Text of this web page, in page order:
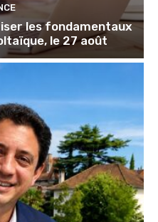
les fondamentaux
le 27 août